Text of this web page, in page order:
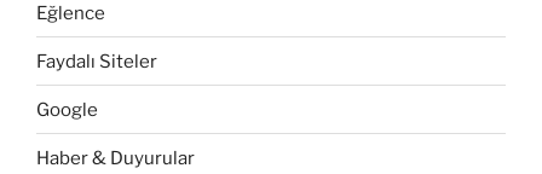
Eğlence
Faydalı Siteler
Google
Haber & Duyurular